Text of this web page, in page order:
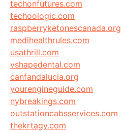
techonfutures.com
techoologic.com
raspberryketonescanada.org
medihealthrules.com
usathrill.com
vshapedental.com
canfandalucia.org
yourengineguide.com
nybreakings.com
outstationcabsservices.com
thekrtagy.com